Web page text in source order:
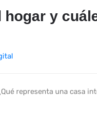
hogar y
representa una casa